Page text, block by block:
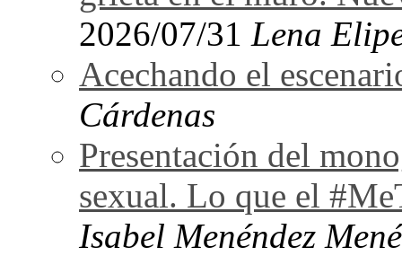
2026/07/31 Lena
Acechando el
Cárdenas
Presentación del
sexual. Lo que el
Isabel Menéndez